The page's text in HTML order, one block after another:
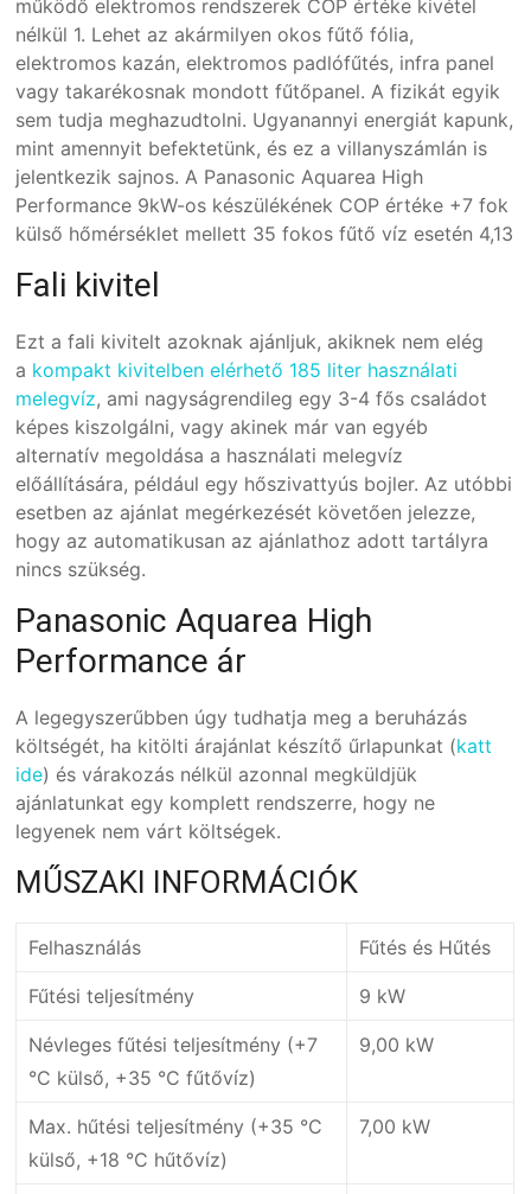
működő elektromos rendszerek COP értéke kivétel
nélkül 1. Lehet az akármilyen okos fűtő fólia,
elektromos kazán, elektromos padlófűtés, infra panel
vagy takarékosnak mondott fűtőpanel. A fizikát egyik
sem tudja meghazudtolni. Ugyanannyi energiát kapunk,
mint amennyit befektetünk, és ez a villanyszámlán is
jelentkezik sajnos. A Panasonic Aquarea High
Performance 9kW-os készülékének COP értéke +7 fok
külső hőmérséklet mellett 35 fokos fűtő víz esetén 4,13
Fali kivitel
Ezt a fali kivitelt azoknak ajánljuk, akiknek nem elég
a kompakt kivitelben elérhető 185 liter használati
melegvíz, ami nagyságrendileg egy 3-4 fős családot
képes kiszolgálni, vagy akinek már van egyéb
alternatív megoldása a használati melegvíz
előállítására, például egy hőszivattyús bojler. Az utóbbi
esetben az ajánlat megérkezését követően jelezze,
hogy az automatikusan az ajánlathoz adott tartályra
nincs szükség.
Panasonic Aquarea High
Performance ár
A legegyszerűbben úgy tudhatja meg a beruházás
költségét, ha kitölti árajánlat készítő űrlapunkat (katt
ide) és várakozás nélkül azonnal megküldjük
ajánlatunkat egy komplett rendszerre, hogy ne
legyenek nem várt költségek.
MŰSZAKI INFORMÁCIÓK
Felhasználás Fűtés és Hűtés
Fűtési teljesítmény 9 kW
Névleges fűtési teljesítmény (+7
°C külső, +35 °C fűtővíz)
9,00 kW
Max. hűtési teljesítmény (+35 °C
külső, +18 °C hűtővíz)
7,00 kW